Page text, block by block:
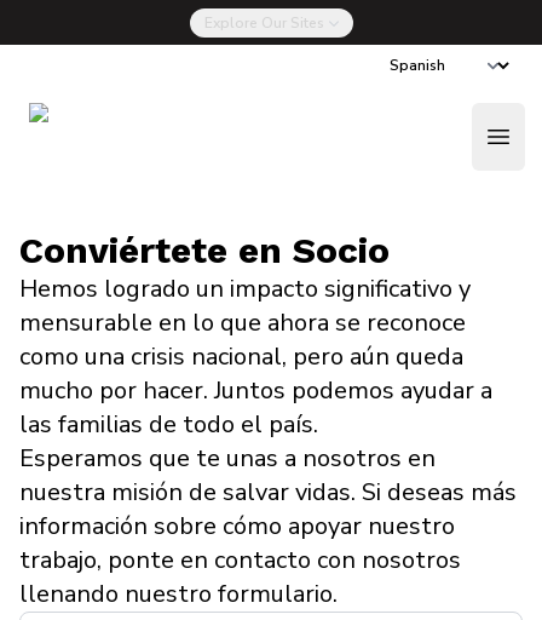
Explore Our Sites
La Nueva Drug Talk
Conviértete en Socio
Hemos logrado un impacto significativo y
mensurable en lo que ahora se reconoce
como una crisis nacional, pero aún queda
mucho por hacer. Juntos podemos ayudar a
las familias de todo el país.
Esperamos que te unas a nosotros en
nuestra misión de salvar vidas. Si deseas más
información sobre cómo apoyar nuestro
trabajo, ponte en contacto con nosotros
llenando nuestro formulario.